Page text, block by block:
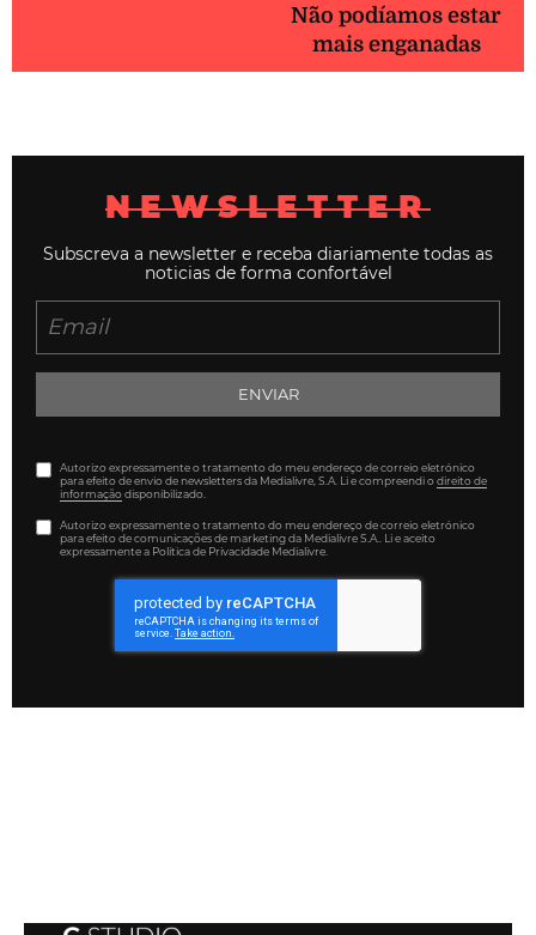
Não podíamos estar
mais enganadas
NEWSLETTER
Subscreva a newsletter e receba diariamente todas as
noticias de forma confortável
ENVIAR
Autorizo expressamente o tratamento do meu endereço de correio eletrónico
para efeito de envio de newsletters da Medialivre, S.A. Li e compreendi odireito de
informaçãodisponibilizado.
Autorizo expressamente o tratamento do meu endereço de correio eletrónico
para efeito de comunicações de marketing da Medialivre S.A.. Li e aceito
expressamente a Política de Privacidade Medialivre.